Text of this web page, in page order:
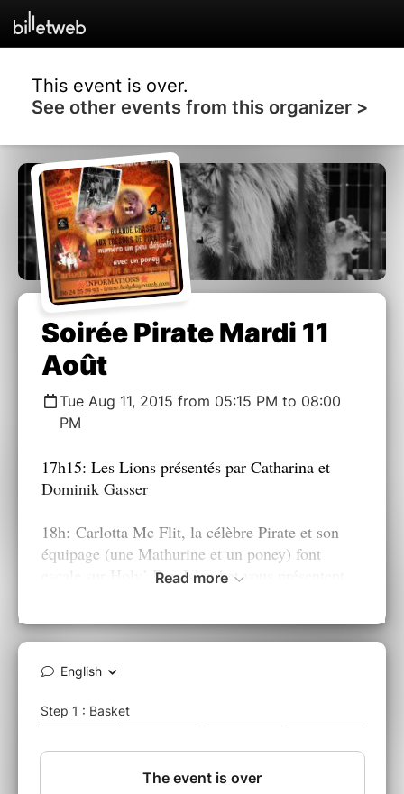
This event is over.
See other events from this organizer >
Soirée Pirate Mardi 11
Août
Tue Aug 11, 2015 from 05:15 PM to 08:00
PM
17h15: Les Lions présentés par Catharina et
Dominik Gasser
18h: Carlotta Mc Flit, la célèbre Pirate et son
équipage (une Mathurine et un poney) font
escale sur Holy’ Day Island et vous présentent
« Mesdames et Messieurs on veut votre or ! »
Piratesau cours de la soirée à thème.
Cliquez sur les images à droite pour voir
Read more